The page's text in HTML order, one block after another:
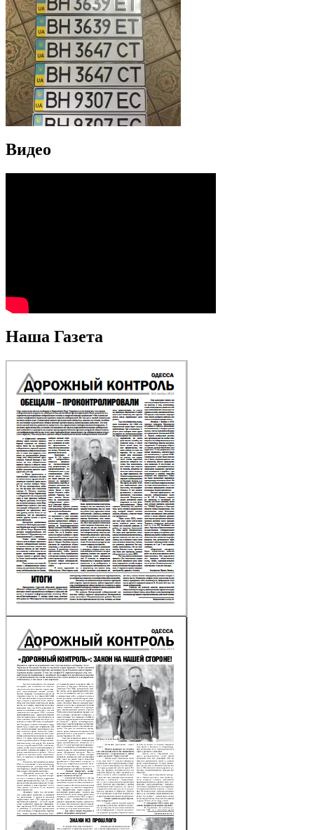
Видео
Наша Газета